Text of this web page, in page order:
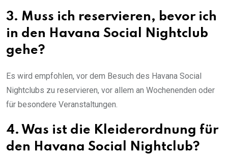
3. Muss ich reservieren, bevor ich
in den Havana Social Nightclub
gehe?
Es wird empfohlen, vor dem Besuch des Havana Social
Nightclubs zu reservieren, vor allem an Wochenenden oder
für besondere Veranstaltungen.
4. Was ist die Kleiderordnung für
den Havana Social Nightclub?